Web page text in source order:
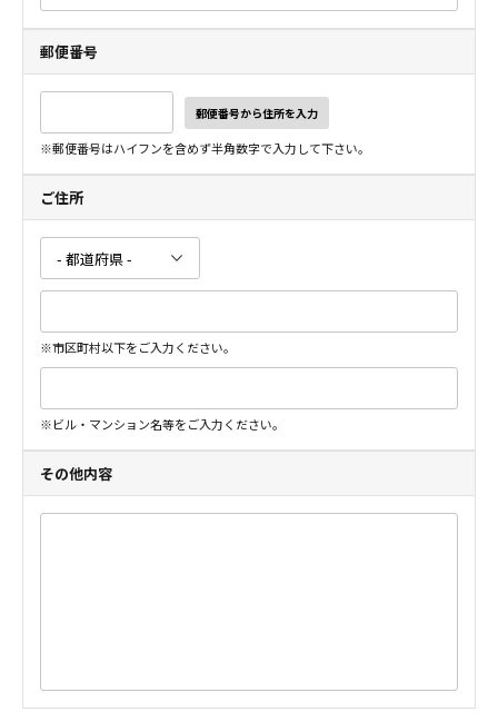
郵便番号
郵便番号から住所を入力
※郵便番号はハイフンを含めず半角数字で入力して下さい。
ご住所
※市区町村以下をご入力ください。
※ビル・マンション名等をご入力ください。
その他内容